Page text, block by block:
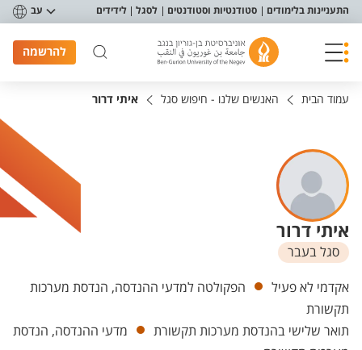
תפריט נגישות
התעניינות בלימודים סטודנטיות וסטודנטים לסגל לידידים עב
להרשמה
עמוד הבית האנשים שלנו - חיפוש סגל איתי דרור
איתי דרור
סגל בעבר
יחידות
אקדמי לא פעיל
הפקולטה למדעי ההנדסה, הנדסת מערכות
תקשורת
תואר שלישי בהנדסת מערכות תקשורת
מדעי ההנדסה, הנדסת